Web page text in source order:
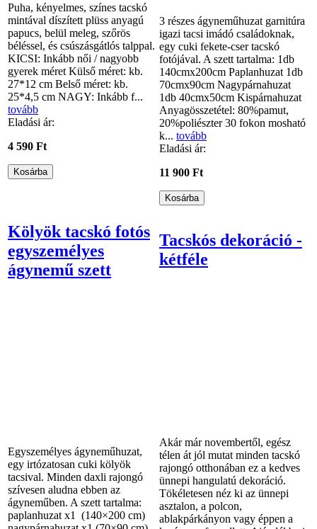
Puha, kényelmes, színes tacskó
mintával díszített plüss anyagú
papucs, belül meleg, szőrös
béléssel, és csúszásgátlós talppal.
KICSI: Inkább női / nagyobb
gyerek méret Külső méret: kb.
27*12 cm Belső méret: kb.
25*4,5 cm NAGY: Inkább f...
tovább
Eladási ár:
4 590 Ft
3 részes ágyneműhuzat garnitúra
igazi tacsi imádó családoknak,
egy cuki fekete-cser tacskó
fotójával. A szett tartalma: 1db
140cmx200cm Paplanhuzat 1db
70cmx90cm Nagypárnahuzat
1db 40cmx50cm Kispárnahuzat
Anyagösszetétel: 80%pamut,
20%poliészter 30 fokon mosható
k... tovább
Eladási ár:
11 900 Ft
Kölyök tacskó fotós
egyszemélyes
ágynemű szett
Egyszemélyes ágyneműhuzat,
egy irtózatosan cuki kölyök
tacsival. Minden daxli rajongó
szívesen aludna ebben az
ágyneműben. A szett tartalma:
paplanhuzat x1 (140×200 cm)
Tacskós dekoráció -
kétféle
Akár már novembertől, egész
télen át jól mutat minden tacskó
rajongó otthonában ez a kedves
ünnepi hangulatú dekoráció.
Tökéletesen néz ki az ünnepi
asztalon, a polcon,
ablakpárkányon vagy éppen a